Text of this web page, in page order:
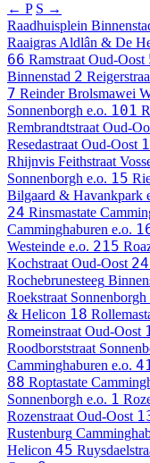
← P S →
Raadhuisplein
RaaigrasAldlân & De
66 Ramstraat Oud-Oost
Binnenstad 2
7 Reinder Brolsmawei
Sonnenborgh e.o. 101
Rembrandtstraat Oud-
Resedastraat Oud-Oost
Rhijnvis Feithstraat
Sonnenborgh e.o. 15
Bilgaard & Havankpark
24 Rinsmastate
Camminghaburen e.o.
Westeinde e.o. 215
Kochstraat Oud-Oost 24
Rochebrunesteeg
Roekstraat Sonnenborgh
& Helicon 18
Romeinstraat Oud-Oost
Roodborststraat
Camminghaburen e.o.
88 Roptastate
Sonnenborgh e.o. 1
Rozenstraat Oud-Oost
Rustenburg
Helicon 45